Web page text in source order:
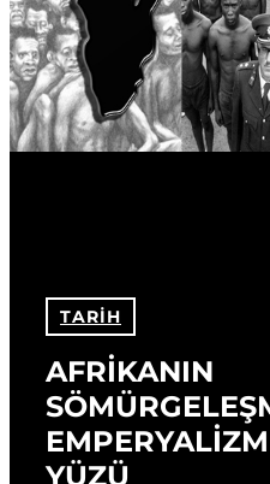
TARIH
AFRİKANIN
YÜZÜ